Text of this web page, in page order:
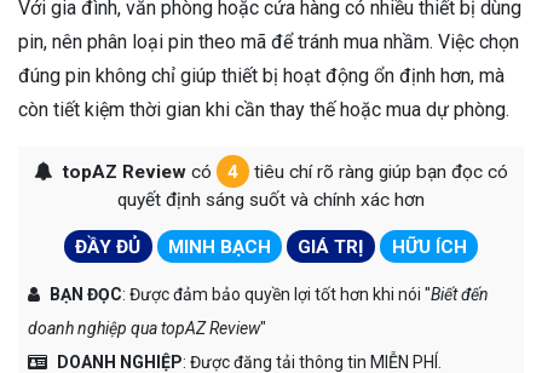
Với gia đình, văn phòng hoặc cửa hàng có nhiều thiết bị dùng
pin, nên phân loại pin theo mã để tránh mua nhầm. Việc chọn
đúng pin không chỉ giúp thiết bị hoạt động ổn định hơn, mà
còn tiết kiệm thời gian khi cần thay thế hoặc mua dự phòng.
topAZ Reviewcó 4
tiêu chí rõ ràng giúp bạn đọc có
quyết định sáng suốt và chính xác hơn
ĐẦY ĐỦ MINH BẠCH GIÁ TRỊ HỮU ÍCH
BẠN ĐỌC: Được đảm bảo quyền lợi tốt hơn khi nói "Biết đến
doanh nghiệp qua topAZ Review"
DOANH NGHIỆP: Được đăng tải thông tin MIỄN PHÍ.